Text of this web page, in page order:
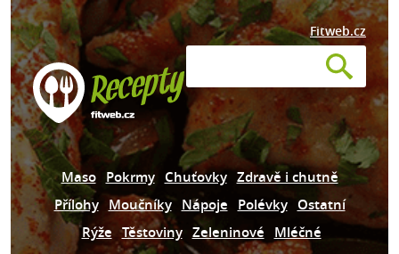
Fitweb.cz
Maso Pokrmy Chuťovky Zdravě i chutně
Přílohy Moučníky Nápoje Polévky Ostatní
Rýže Těstoviny Zeleninové Mléčné